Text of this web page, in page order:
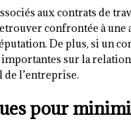
aux contrats de
confrontée à une
De plus, si un
sur la
l’entreprise.
pour